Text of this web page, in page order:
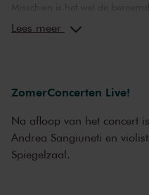
Misschien is het wel de
zijn vrouw bedrogen sultan
Korsakovs rijk georkestreerde
betoverend symfonisch gedicht
leven komen.
Timothy Chooi speelt
Lees meer
ZomerConcerten Live!
Na afloop van het concert
Andrea Sangiuneti en
Spiegelzaal.